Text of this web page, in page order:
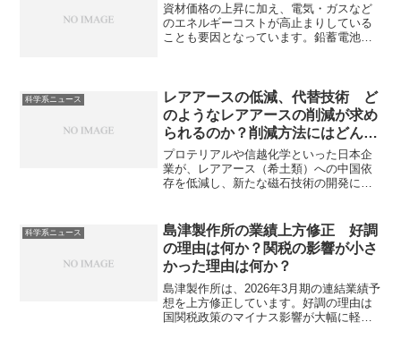
資材価格の上昇に加え、電気・ガスなど
のエネルギーコストが高止まりしている
ことも要因となっています。鉛蓄電池の
科学系ニュース
レアアースの低減、代替技術 ど
のようなレアアースの削減が求め
られるのか？削減方法にはどんな
ものがあるのか？
プロテリアルや信越化学といった日本企
業が、レアアース（希土類）への中国依
存を低減し、新たな磁石技術の開発に挑
観点からも非常に有用です。磁石での取
り組みの例を知ることができます。
科学系ニュース
島津製作所の業績上方修正 好調
の理由は何か？関税の影響が小さ
かった理由は何か？
島津製作所は、2026年3月期の連結業績予
想を上方修正しています。好調の理由は
国関税政策のマイナス影響が大幅に軽減